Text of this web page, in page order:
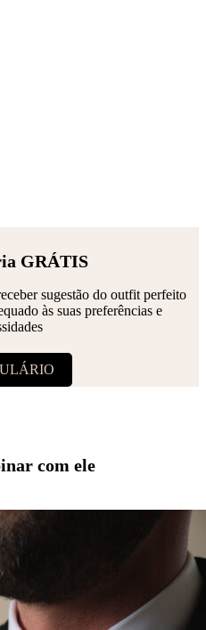
GRÁTIS
sugestão do outfit perfeito
às suas preferências e
com ele